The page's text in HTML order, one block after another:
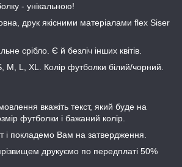
- унікальною!
друк якісними матеріалами flex Siser
срібло. Є й безліч інших квітів.
M, L, XL. Колір футболки білий/чорний.
вкажіть текст, який буде на
футболки і бажаний колір.
і покладемо Вам на затвердження.
друкуємо по передплаті 50%